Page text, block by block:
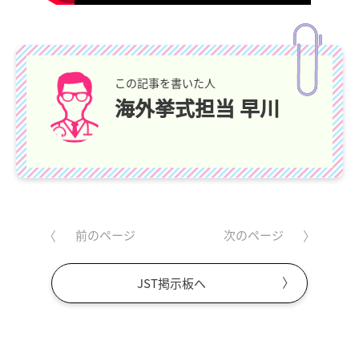
この記事を書いた人
海外挙式担当 早川
前のページ
JST掲示板へ
次のページ